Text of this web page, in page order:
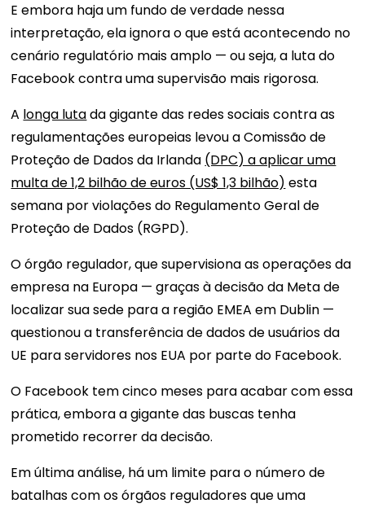
E embora haja um fundo de verdade nessa
interpretação, ela ignora o que está acontecendo no
cenário regulatório mais amplo — ou seja, a luta do
Facebook contra uma supervisão mais rigorosa.
A longa lutada gigante das redes sociais contra as
regulamentações europeias levou a Comissão de
Proteção de Dados da Irlanda (DPC) a aplicar uma
multa de 1,2 bilhão de euros (US$ 1,3 bilhão) esta
semana por violações do Regulamento Geral de
Proteção de Dados (RGPD).
O órgão regulador, que supervisiona as operações da
empresa na Europa — graças à decisão da Meta de
localizar sua sede para a região EMEA em Dublin —
questionou a transferência de dados de usuários da
UE para servidores nos EUA por parte do Facebook.
O Facebook tem cinco meses para acabar com essa
prática, embora a gigante das buscas tenha
prometido recorrer da decisão.
Em última análise, há um limite para o número de
batalhas com os órgãos reguladores que uma